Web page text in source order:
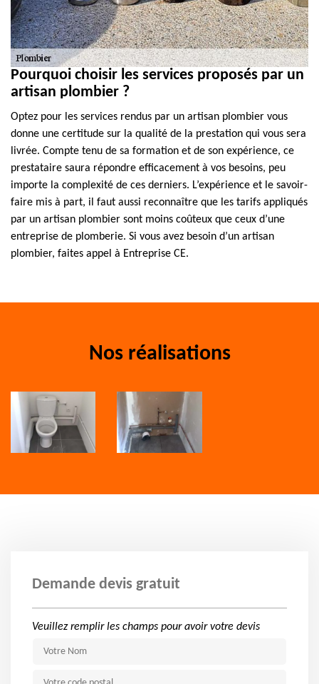
Pourquoi choisir les services proposés par un
artisan plombier ?
Optez pour les services rendus par un artisan plombier vous
donne une certitude sur la qualité de la prestation qui vous sera
livrée. Compte tenu de sa formation et de son expérience, ce
prestataire saura répondre efficacement à vos besoins, peu
importe la complexité de ces derniers. L’expérience et le savoir-
faire mis à part, il faut aussi reconnaître que les tarifs appliqués
par un artisan plombier sont moins coûteux que ceux d’une
entreprise de plomberie. Si vous avez besoin d’un artisan
plombier, faites appel à Entreprise CE.
Nos réalisations
Demande devis gratuit
Veuillez remplir les champs pour avoir votre devis